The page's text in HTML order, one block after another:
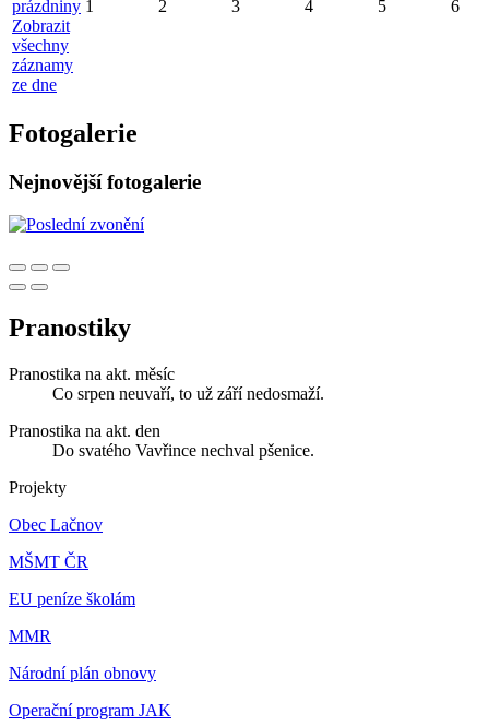
prázdniny
Zobrazit
všechny
záznamy
ze dne
1 2 3 4 5 6
Fotogalerie
Nejnovější fotogalerie
Pranostiky
Pranostika na akt. měsíc
Co srpen neuvaří, to už září nedosmaží.
Pranostika na akt. den
Do svatého Vavřince nechval pšenice.
Projekty
Obec Lačnov
MŠMT ČR
EU peníze školám
MMR
Národní plán obnovy
Operační program JAK